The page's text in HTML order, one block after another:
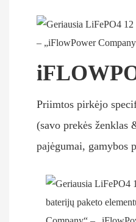
Priimtos pirkėjo
(savo prekės
pajėgumai, gamybos